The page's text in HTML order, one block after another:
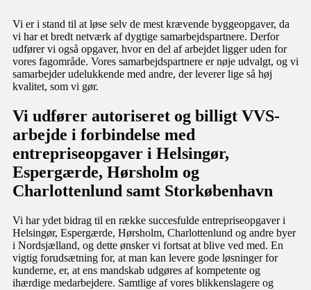
Vi er i stand til at løse selv de mest krævende byggeopgaver, da
vi har et bredt netværk af dygtige samarbejdspartnere. Derfor
udfører vi også opgaver, hvor en del af arbejdet ligger uden for
vores fagområde. Vores samarbejdspartnere er nøje udvalgt, og vi
samarbejder udelukkende med andre, der leverer lige så høj
kvalitet, som vi gør.
Vi udfører autoriseret og billigt VVS-
arbejde i forbindelse med
entrepriseopgaver i Helsingør,
Espergærde, Hørsholm og
Charlottenlund samt Storkøbenhavn
Vi har ydet bidrag til en række succesfulde entrepriseopgaver i
Helsingør, Espergærde, Hørsholm, Charlottenlund og andre byer
i Nordsjælland, og dette ønsker vi fortsat at blive ved med. En
vigtig forudsætning for, at man kan levere gode løsninger for
kunderne, er, at ens mandskab udgøres af kompetente og
ihærdige medarbejdere. Samtlige af vores blikkenslagere og